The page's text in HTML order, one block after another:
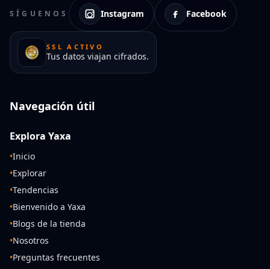
SÍGUENOS Instagram Facebook
SSL ACTIVO
Tus datos viajan cifrados.
Navegación útil
Explora Yaxa
•Inicio
•Explorar
•Tendencias
•Bienvenido a Yaxa
•Blogs de la tienda
•Nosotros
•Preguntas frecuentes